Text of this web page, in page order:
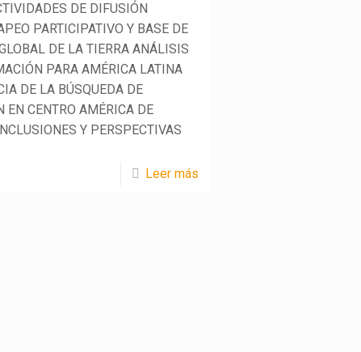
DE DIFUSIÓN
PARTICIPATIVO Y BASE DE
DE LA TIERRA ANÁLISIS
PARA AMÉRICA LATINA
DE LA BÚSQUEDA DE
EN CENTRO AMÉRICA DE
Y PERSPECTIVAS
Leer más